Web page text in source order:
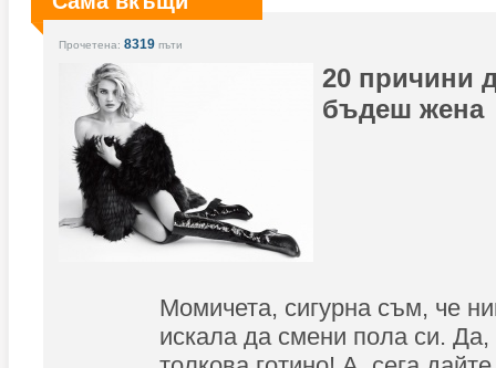
Прочетена: 8319 пъти
20 причини
бъдеш жена
Момичета, сигурна съм, че
искала да смени пола си.